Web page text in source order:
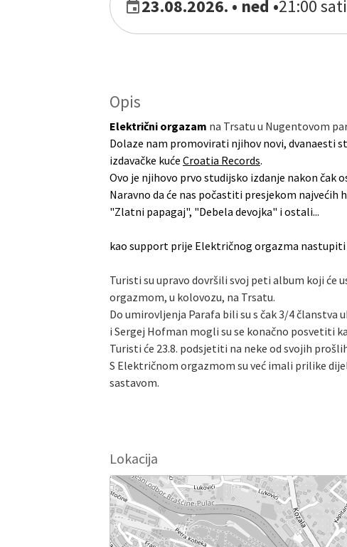
23.08.2026. • ned •21:00 sati
Opis
Električni orgazam na Trsatu u Nugentovom
Dolaze nam promovirati njihov novi, dvanaesti
izdavačke kuće Croatia Records.
Ovo je njihovo prvo studijsko izdanje nakon čak
Naravno da će nas počastiti presjekom
"Zlatni papagaj", "Debela devojka" i ostali...
kao support prije Električnog orgazma nastupiti
Turisti su upravo dovršili svoj peti album koji će
orgazmom, u kolovozu, na Trsatu.
Do umirovljenja Parafa bili su s čak 3/4 članstva
i Sergej Hofman mogli su se konačno posvetiti
Turisti će 23.8. podsjetiti na neke od svojih
S Električnom orgazmom su već imali prilike
sastavom.
Lokacija